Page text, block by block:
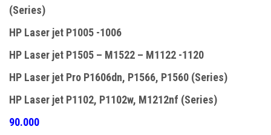
(Series)
HP Laser jet P1005 -1006
HP Laser jet P1505 – M1522 – M1122 -1120
HP Laser jet Pro P1606dn, P1566, P1560 (Series)
HP Laser jet P1102, P1102w, M1212nf (Series)
90.000